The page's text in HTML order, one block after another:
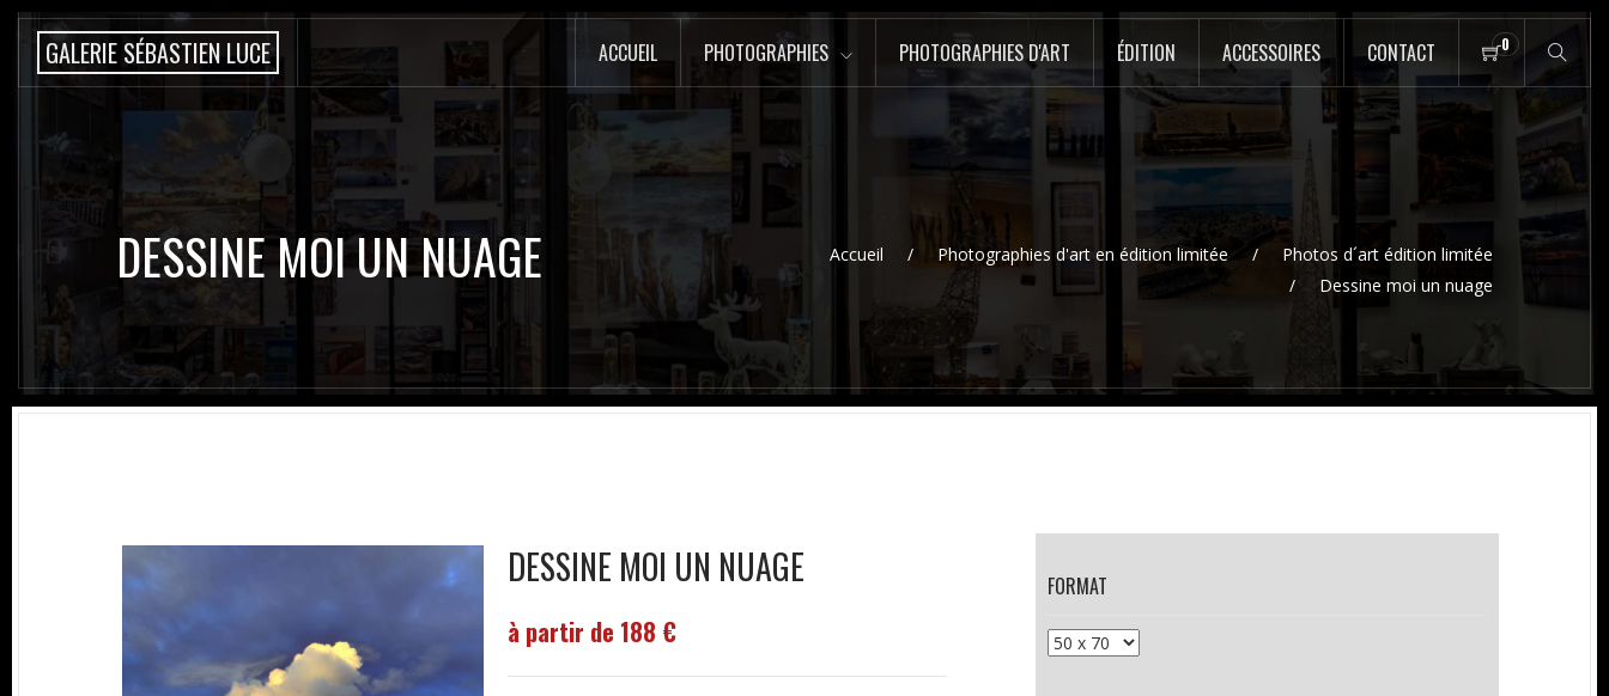
GALERIE SÉBASTIEN LUCE ACCUEIL PHOTOGRAPHIES PHOTOGRAPHIES D'ART ÉDITION ACCESSOIRES CONTACT 0
DESSINE MOI UN NUAGE Accueil Photographies d'art en édition limitée
Photos d´art édition limitée
Dessine moi un nuage
DESSINE MOI UN NUAGE
à partir de 188 €
FORMAT